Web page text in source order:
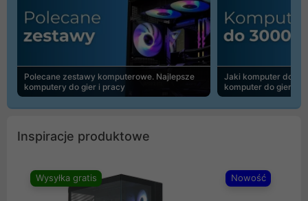
Polecane zestawy komputerowe. Najlepsze
komputery do gier i pracy
Jaki komputer do
komputer do gier |
Inspiracje produktowe
Wysyłka gratis Nowość